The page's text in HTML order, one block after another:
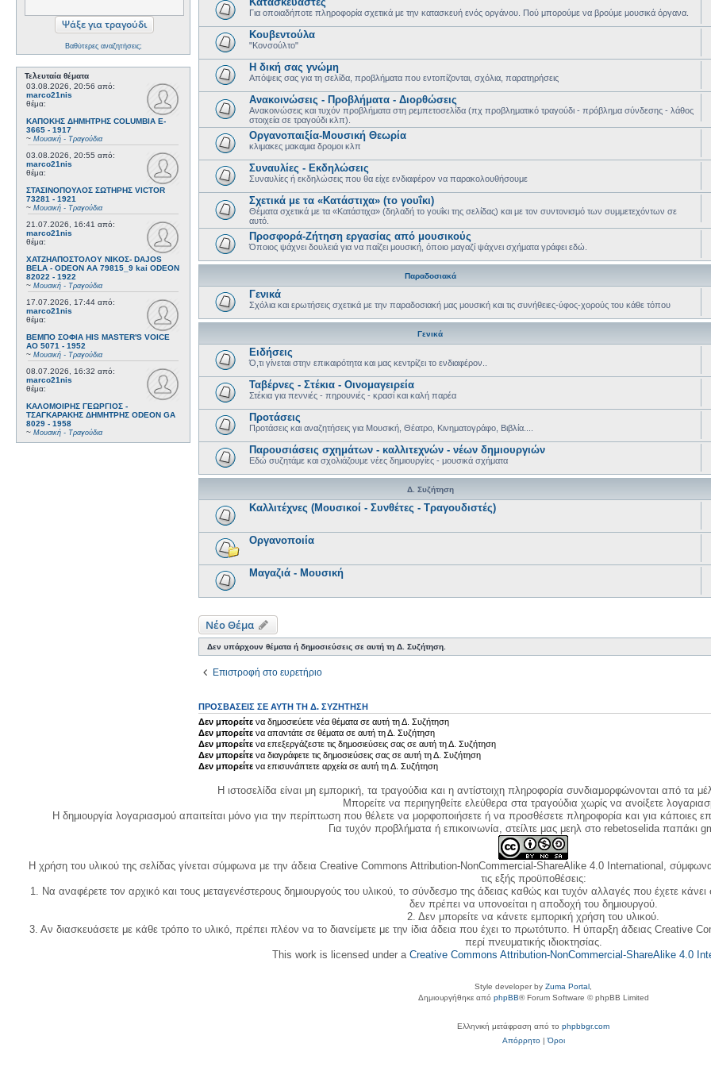
Βαθύτερες αναζητήσεις;
Τελευταία θέματα
03.08.2026, 20:56 από:
marco21nis
θέμα:
ΚΑΠΟΚΗΣ ΔΗΜΗΤΡΗΣ COLUMBIA E-
3665 - 1917
~ Μουσική - Τραγούδια
03.08.2026, 20:55 από:
marco21nis
θέμα:
ΣΤΑΣΙΝΟΠΟΥΛΟΣ ΣΩΤΗΡΗΣ VICTOR
73281 - 1921
~ Μουσική - Τραγούδια
21.07.2026, 16:41 από:
marco21nis
θέμα:
ΧΑΤΖΗΑΠΟΣΤΟΛΟΥ ΝΙΚΟΣ- DAJOS
BELA - ODEON AA 79815_9 kai ODEON
82022 - 1922
~ Μουσική - Τραγούδια
17.07.2026, 17:44 από:
marco21nis
θέμα:
ΒΕΜΠΟ ΣΟΦΙΑ HIS MASTER'S VOICE
AO 5071 - 1952
~ Μουσική - Τραγούδια
08.07.2026, 16:32 από:
marco21nis
θέμα:
ΚΑΛΟΜΟΙΡΗΣ ΓΕΩΡΓΙΟΣ -
ΤΣΑΓΚΑΡΑΚΗΣ ΔΗΜΗΤΡΗΣ ODEON GA
8029 - 1958
~ Μουσική - Τραγούδια
Για οποιαδήποτε πληροφορία σχετικά με την κατασκευή ενός οργάνου. Πού μπορούμε να βρούμε μουσικά όργανα.
Κουβεντούλα
"Κονσούλτο"
Η δική σας γνώμη
Απόψεις σας για τη σελίδα, προβλήματα που εντοπίζονται, σχόλια, παρατηρήσεις
Ανακοινώσεις - Προβλήματα - Διορθώσεις
Ανακοινώσεις και τυχόν προβλήματα στη ρεμπετοσελίδα (πχ προβληματικό τραγούδι - πρόβλημα σύνδεσης - λάθος
στοιχεία σε τραγούδι κλπ).
Οργανοπαιξία-Μουσική Θεωρία
κλιμακες μακαμια δρομοι κλπ
Συναυλίες - Εκδηλώσεις
Συναυλίες ή εκδηλώσεις που θα είχε ενδιαφέρον να παρακολουθήσουμε
Σχετικά με τα «Κατάστιχα» (το γουΐκι)
Θέματα σχετικά με τα «Κατάστιχα» (δηλαδή το γουΐκι της σελίδας) και με τον συντονισμό των συμμετεχόντων σε
αυτό.
Προσφορά-Ζήτηση εργασίας από μουσικούς
Όποιος ψάχνει δουλειά για να παίζει μουσική, όποιο μαγαζί ψάχνει σχήματα γράφει εδώ.
Παραδοσιακά
Γενικά
Σχόλια και ερωτήσεις σχετικά με την παραδοσιακή μας μουσική και τις συνήθειες-ύφος-χορούς του κάθε τόπου
Γενικά
Ειδήσεις
Ό,τι γίνεται στην επικαιρότητα και μας κεντρίζει το ενδιαφέρον..
Ταβέρνες - Στέκια - Οινομαγειρεία
Στέκια για πεννιές - πηρουνιές - κρασί και καλή παρέα
Προτάσεις
Προτάσεις και αναζητήσεις για Μουσική, Θέατρο, Κινηματογράφο, Βιβλία....
Παρουσιάσεις σχημάτων - καλλιτεχνών - νέων δημιουργιών
Εδώ συζητάμε και σχολιάζουμε νέες δημιουργίες - μουσικά σχήματα
Δ. Συζήτηση
Καλλιτέχνες (Μουσικοί - Συνθέτες - Τραγουδιστές)
Οργανοποιία
Μαγαζιά - Μουσική
Νέο Θέμα
Δεν υπάρχουν θέματα ή δημοσιεύσεις σε αυτή τη Δ. Συζήτηση.
Επιστροφή στο ευρετήριο
ΠΡΟΣΒΆΣΕΙΣ ΣΕ ΑΥΤΉ ΤΗ Δ. ΣΥΖΉΤΗΣΗ
Δεν μπορείτε να δημοσιεύετε νέα θέματα σε αυτή τη Δ. Συζήτηση
Δεν μπορείτε να απαντάτε σε θέματα σε αυτή τη Δ. Συζήτηση
Δεν μπορείτε να επεξεργάζεστε τις δημοσιεύσεις σας σε αυτή τη Δ. Συζήτηση
Δεν μπορείτε να διαγράφετε τις δημοσιεύσεις σας σε αυτή τη Δ. Συζήτηση
Δεν μπορείτε να επισυνάπτετε αρχεία σε αυτή τη Δ. Συζήτηση
Η ιστοσελίδα είναι μη εμπορική, τα τραγούδια και η αντίστοιχη πληροφορία συνδιαμορφώνονται από τα
Μπορείτε να περιηγηθείτε ελεύθερα στα τραγούδια χωρίς να ανοίξετε
Η δημιουργία λογαριασμού απαιτείται μόνο για την περίπτωση που θέλετε να μορφοποιήσετε ή να προσθέσετε πληροφορία και για κάποιες
Για τυχόν προβλήματα ή επικοινωνία, στείλτε μας μεηλ στο rebetoselida παπάκι
Η χρήση του υλικού της σελίδας γίνεται σύμφωνα με την άδεια Creative Commons Attribution-NonCommercial-ShareAlike 4.0 International, σύμφωνα
τις εξής προϋποθέσεις:
1. Να αναφέρετε τον αρχικό και τους μεταγενέστερους δημιουργούς του υλικού, το σύνδεσμο της άδειας καθώς και τυχόν αλλαγές που έχετε
δεν πρέπει να υπονοείται η αποδοχή του δημιουργού.
2. Δεν μπορείτε να κάνετε εμπορική χρήση του υλικού.
3. Αν διασκευάσετε με κάθε τρόπο το υλικό, πρέπει πλέον να το διανείμετε με την ίδια άδεια που έχει το πρωτότυπο. Η ύπαρξη άδειας Creative
περί πνευματικής ιδιοκτησίας.
This work is licensed under a Creative Commons Attribution-NonCommercial-ShareAlike 4.0
Style developer by Zuma Portal
Δημιουργήθηκε από phpBB® Forum Software © phpBB Limited
Ελληνική μετάφραση από το phpbbgr.com
Απόρρητο|Όροι